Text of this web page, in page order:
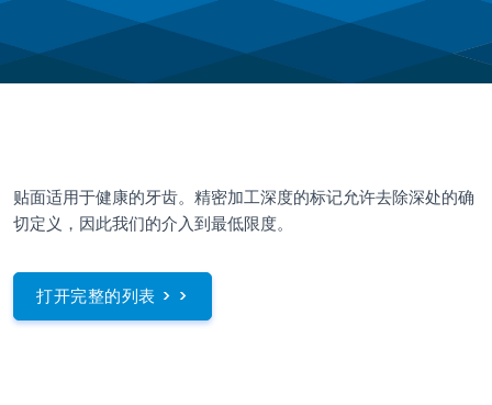
贴面适用于健康的牙齿。精密加工深度的标记允许去除深处的确
切定义，因此我们的介入到最低限度。
打开完整的列表 > >